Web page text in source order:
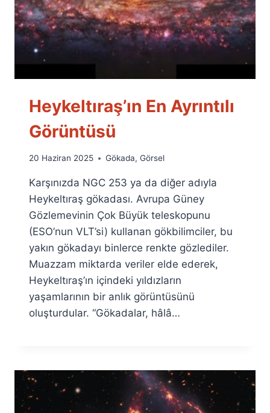
Heykeltıraş’ın En Ayrıntılı
Görüntüsü
By
Fuat
Özyar
20 Haziran 2025 Gökada, Görsel
Karşınızda NGC 253 ya da diğer adıyla
Heykeltıraş gökadası. Avrupa Güney
Gözlemevinin Çok Büyük teleskopunu
(ESO’nun VLT’si) kullanan gökbilimciler, bu
yakın gökadayı binlerce renkte gözlediler.
Muazzam miktarda veriler elde ederek,
Heykeltıraş’ın içindeki yıldızların
yaşamlarının bir anlık görüntüsünü
oluşturdular. “Gökadalar, hâlâ…